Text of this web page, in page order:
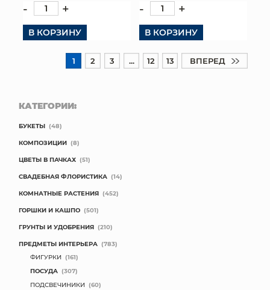
- +
В КОРЗИНУ
- +
В КОРЗИНУ
1 2 3 ... 12 13 ВПЕРЕД
КАТЕГОРИИ:
БУКЕТЫ (48)
КОМПОЗИЦИИ (8)
ЦВЕТЫ В ПАЧКАХ (51)
СВАДЕБНАЯ ФЛОРИСТИКА (14)
КОМНАТНЫЕ РАСТЕНИЯ (452)
ГОРШКИ И КАШПО (501)
ГРУНТЫ И УДОБРЕНИЯ (210)
ПРЕДМЕТЫ ИНТЕРЬЕРА (783)
ФИГУРКИ (161)
ПОСУДА (307)
ПОДСВЕЧИНИКИ (60)